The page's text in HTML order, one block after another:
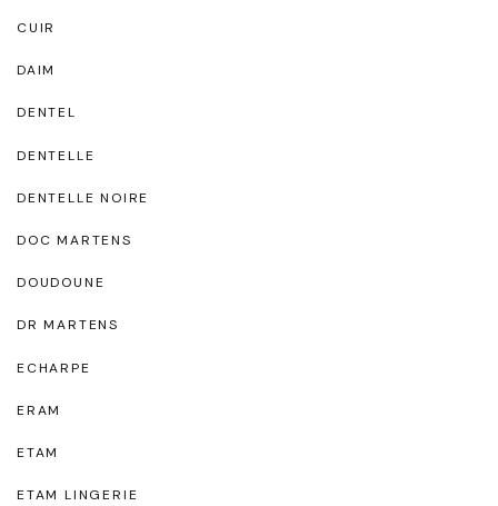
CUIR
DAIM
DENTEL
DENTELLE
DENTELLE NOIRE
DOC MARTENS
DOUDOUNE
DR MARTENS
ECHARPE
ERAM
ETAM
ETAM LINGERIE